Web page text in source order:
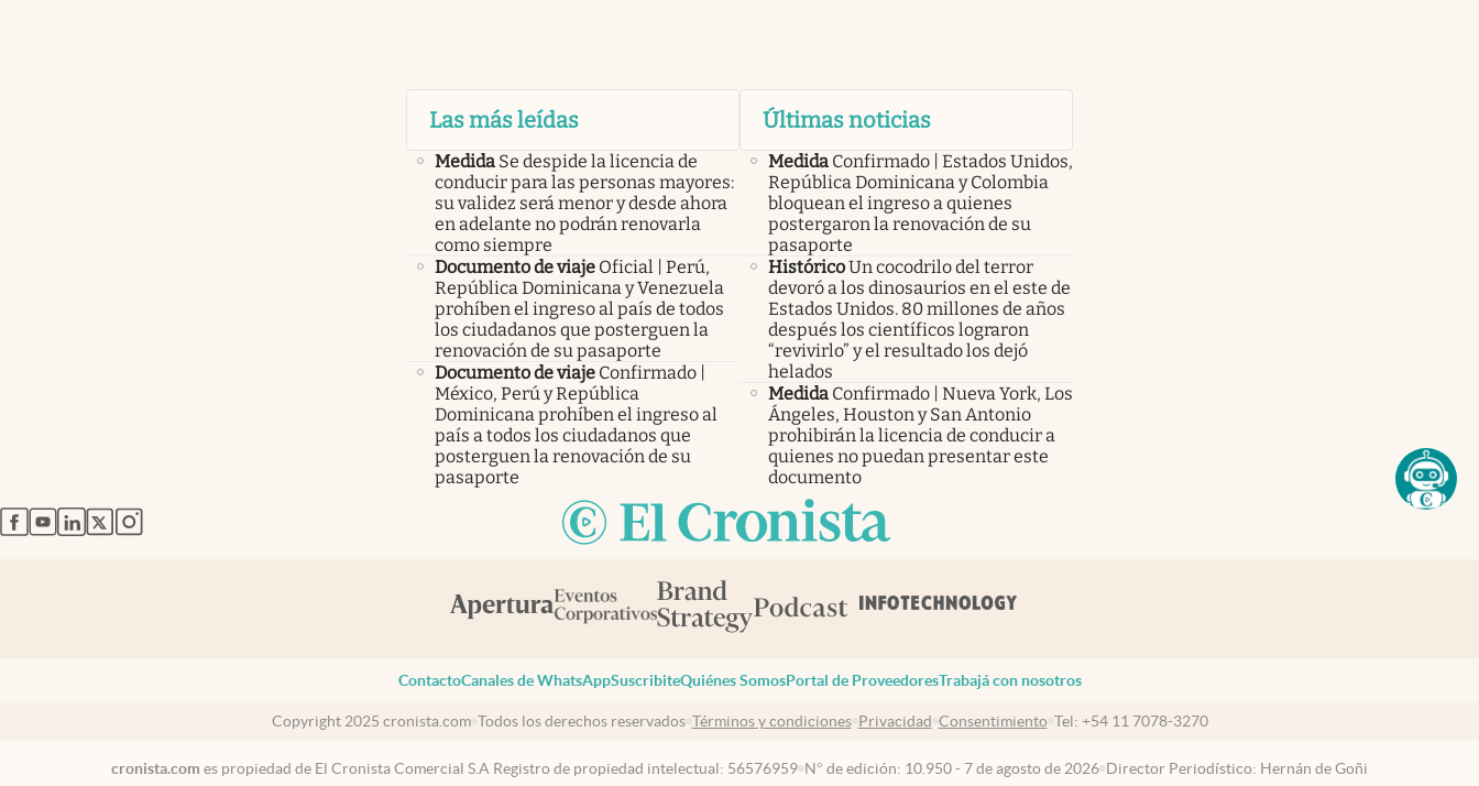
Las más leídas
Medida Se despide la licencia de
conducir para las personas mayores:
su validez será menor y desde ahora
en adelante no podrán renovarla
como siempre
Documento de viaje Oficial | Perú,
República Dominicana y Venezuela
prohíben el ingreso al país de todos
los ciudadanos que posterguen la
renovación de su pasaporte
Documento de viaje Confirmado |
México, Perú y República
Dominicana prohíben el ingreso al
país a todos los ciudadanos que
posterguen la renovación de su
pasaporte
Últimas noticias
Medida Confirmado | Estados Unidos,
República Dominicana y Colombia
bloquean el ingreso a quienes
postergaron la renovación de su
pasaporte
HistóricoUn cocodrilo del terror
devoró a los dinosaurios en el este de
Estados Unidos. 80 millones de años
después los científicos lograron
“revivirlo” y el resultado los dejó
helados
Medida Confirmado | Nueva York, Los
Ángeles, Houston y San Antonio
prohibirán la licencia de conducir a
quienes no puedan presentar este
documento
abre en nueva pestaña
abre en nueva pestaña
abre en nueva pestaña
abre en nueva pestaña
abre en nueva pestaña
ContactoCanales de WhatsAppSuscribiteQuiénes SomosPortal de ProveedoresTrabajá con nosotros
Copyright 2025 cronista.com Todos los derechos reservados Términos y condiciones Privacidad Consentimiento Tel: +54 11 7078-3270
cronista.com es propiedad de El Cronista Comercial S.A Registro de propiedad intelectual: 56576959 N° de edición: 10.950 - 7 de agosto de 2026 Director Periodístico: Hernán de Goñi